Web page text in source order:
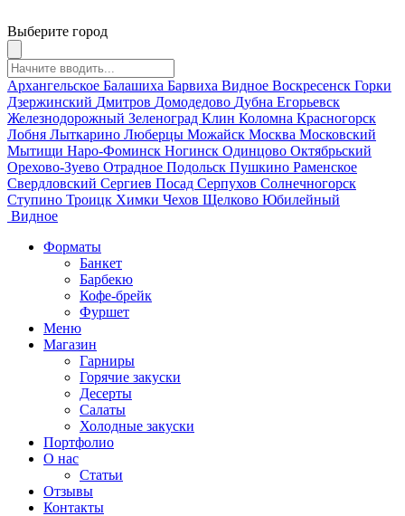
Выберите город
Архангельское Балашиха Барвиха Видное Воскресенск Горки
Дзержинский Дмитров Домодедово Дубна Егорьевск
Железнодорожный Зеленоград Клин Коломна Красногорск
Лобня Лыткарино Люберцы Можайск Москва Московский
Мытищи Наро-Фоминск Ногинск Одинцово Октябрьский
Орехово-Зуево Отрадное Подольск Пушкино Раменское
Свердловский Сергиев Посад Серпухов Солнечногорск
Ступино Троицк Химки Чехов Щелково Юбилейный
Видное
Форматы
Банкет
Барбекю
Кофе-брейк
Фуршет
Меню
Магазин
Гарниры
Горячие закуски
Десерты
Салаты
Холодные закуски
Портфолио
О нас
Статьи
Отзывы
Контакты